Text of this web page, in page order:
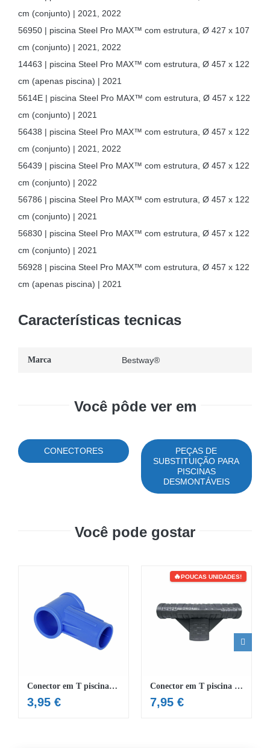
cm (conjunto) | 2021, 2022
56950 | piscina Steel Pro MAX™ com estrutura, Ø 427 x 107
cm (conjunto) | 2021, 2022
14463 | piscina Steel Pro MAX™ com estrutura, Ø 457 x 122
cm (apenas piscina) | 2021
5614E | piscina Steel Pro MAX™ com estrutura, Ø 457 x 122
cm (conjunto) | 2021
56438 | piscina Steel Pro MAX™ com estrutura, Ø 457 x 122
cm (conjunto) | 2021, 2022
56439 | piscina Steel Pro MAX™ com estrutura, Ø 457 x 122
cm (conjunto) | 2022
56786 | piscina Steel Pro MAX™ com estrutura, Ø 457 x 122
cm (conjunto) | 2021
56830 | piscina Steel Pro MAX™ com estrutura, Ø 457 x 122
cm (conjunto) | 2021
56928 | piscina Steel Pro MAX™ com estrutura, Ø 457 x 122
cm (apenas piscina) | 2021
Características tecnicas
Marca Bestway®
Você pôde ver em
CONECTORES
PEÇAS DE
SUBSTITUIÇÃO PARA
PISCINAS
DESMONTÁVEIS
Você pode gostar
Conector em T piscinas Steel Pro e Splash
3,95 €
POUCAS UNIDADES!
Conector em T piscina Steel Pro MAX™ Ø 366 x 100 cm
7,95 €